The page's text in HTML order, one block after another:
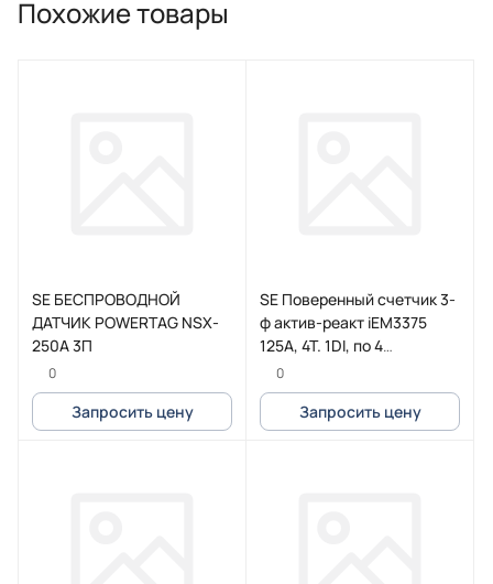
Похожие товары
SE БЕСПРОВОДНОЙ
ДАТЧИК POWERTAG NSX-
250A 3П
0
Запросить цену
SE Поверенный счетчик 3-
ф актив-реакт iEM3375
125А, 4Т. 1DI, по 4
квадрантам, Lon
0
Запросить цену